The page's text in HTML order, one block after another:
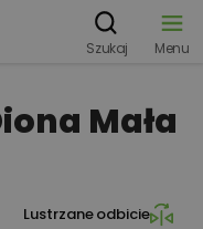
Szukaj Menu
Mała
Lustrzane odbicie